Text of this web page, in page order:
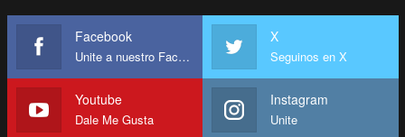
Facebook
Unite a nuestro Facebook
X
Seguinos en X
Youtube
Dale Me Gusta
Instagram
Unite